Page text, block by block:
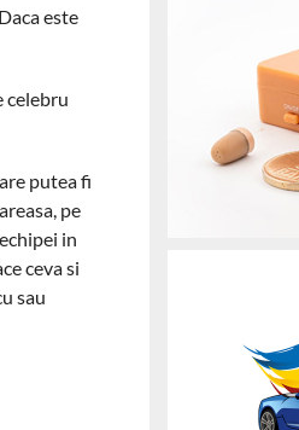
este
celebru
putea fi
pe
in
ceva si
sau